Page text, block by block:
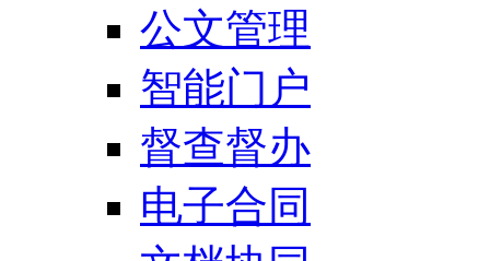
公文管理
智能门户
督查督办
电子合同